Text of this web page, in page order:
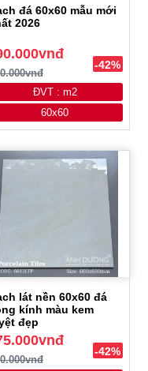
đá 60x60 mẫu mới
2026
-42%
ĐVT : m2
60x60
lát nền 60x60 đá
kính màu kem
đẹp
-42%